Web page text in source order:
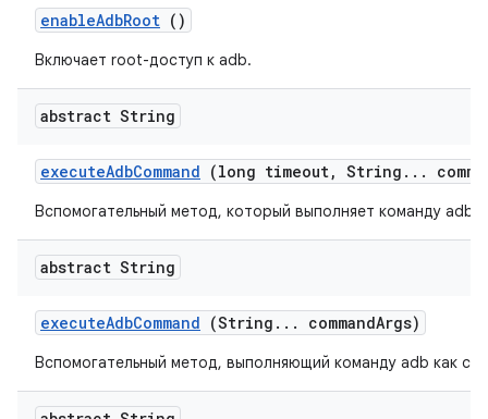
enableAdbRoot ()
Включает root-доступ к adb.
abstract String
executeAdbCommand (long timeout, String . . .
Вспомогательный метод, который выполняет команду adb
abstract String
executeAdbCommand (String . . . commandArgs)
Вспомогательный метод, выполняющий команду adb как